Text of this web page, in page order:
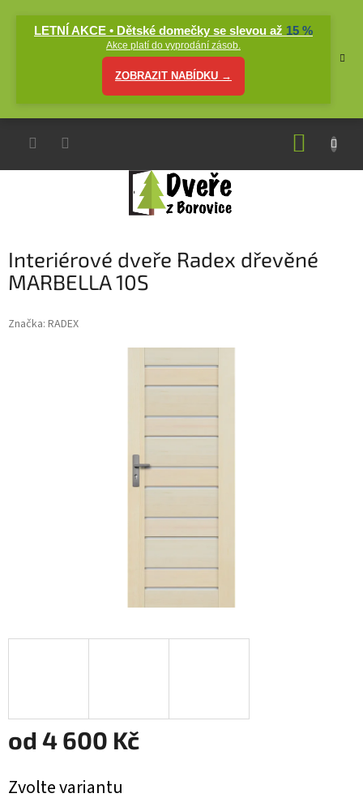
LETNÍ AKCE • Dětské domečky se slevou až 15 %
Akce platí do vyprodání zásob.
ZOBRAZIT NABÍDKU →
Interiérové dveře Radex dřevěné
MARBELLA 10S
Značka: RADEX
od 4 600 Kč
cena:
Zvolte variantu